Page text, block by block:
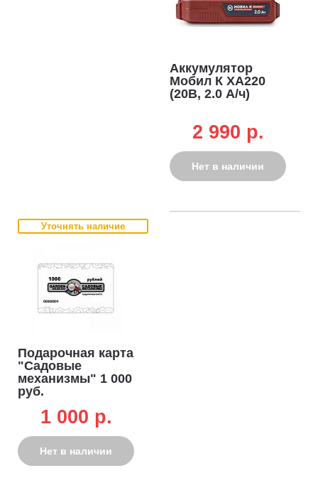
Аккумулятор
Мобил К XA220
(20В, 2.0 А/ч)
2 990 p.
Нет в наличии
Уточнять наличие
Подарочная карта
"Садовые
механизмы" 1 000
руб.
1 000 p.
Нет в наличии